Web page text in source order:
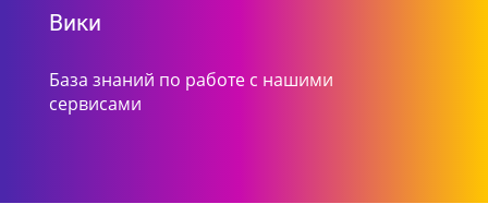
Вики
База знаний по работе с нашими
сервисами